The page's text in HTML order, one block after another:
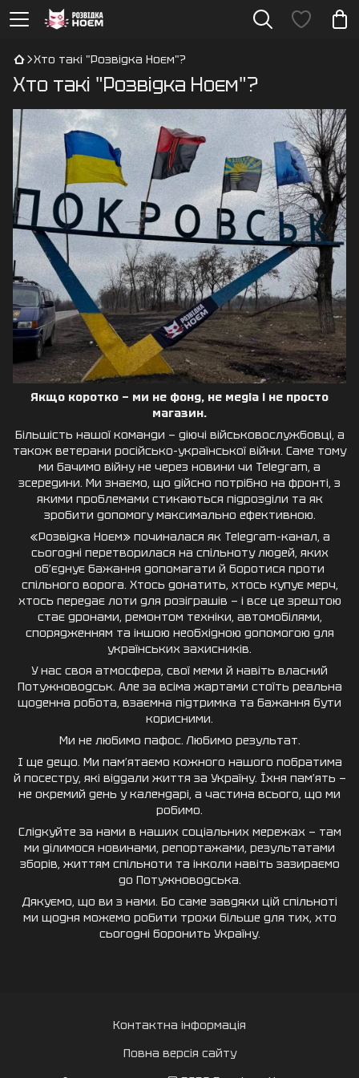
Хто такі "Розвідка Ноєм"?
Хто такі "Розвідка Ноєм"?
Якщо коротко — ми не фонд, не медіа і не просто
магазин.
Більшість нашої команди — діючі військовослужбовці, а
також ветерани російсько-української війни. Саме тому
ми бачимо війну не через новини чи Telegram, а
зсередини. Ми знаємо, що дійсно потрібно на фронті, з
якими проблемами стикаються підрозділи та як
зробити допомогу максимально ефективною.
«Розвідка Ноєм» починалася як Telegram-канал, а
сьогодні перетворилася на спільноту людей, яких
об’єднує бажання допомагати й боротися проти
спільного ворога. Хтось донатить, хтось купує мерч,
хтось передає лоти для розіграшів — і все це зрештою
стає дронами, ремонтом техніки, автомобілями,
спорядженням та іншою необхідною допомогою для
українських захисників.
У нас своя атмосфера, свої меми й навіть власний
Потужноводськ. Але за всіма жартами стоїть реальна
щоденна робота, взаємна підтримка та бажання бути
корисними.
Ми не любимо пафос. Любимо результат.
І ще дещо. Ми пам’ятаємо кожного нашого побратима
й посестру, які віддали життя за Україну. Їхня пам’ять —
не окремий день у календарі, а частина всього, що ми
робимо.
Слідкуйте за нами в наших соціальних мережах — там
ми ділимося новинами, репортажами, результатами
зборів, життям спільноти та інколи навіть зазираємо
до Потужноводська.
Дякуємо, що ви з нами. Бо саме завдяки цій спільноті
ми щодня можемо робити трохи більше для тих, хто
сьогодні боронить Україну.
Контактна інформація
Повна версія сайту